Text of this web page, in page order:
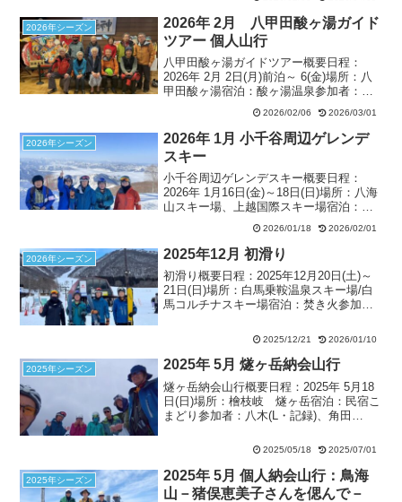
(木) 前日小千谷クラインガルテンに泊ま
り朝キューピッドバレースキー...
2026年シーズン
2026年 2月 八甲田酸ヶ湯ガイド
ツアー 個人山行
八甲田酸ヶ湯ガイドツアー概要日程：
2026年 2月 2日(月)前泊～ 6(金)場所：八
甲田酸ヶ湯宿泊：酸ヶ湯温泉参加者：ラ
ンドネ会員・会友：井上（代表世話役）
田原、野村、元ランドネ会員・友好個
人：川久保、安仁屋、佐藤（会計）、梶
田(記録）、...
2026/02/06 2026/03/01
2026年シーズン
2026年 1月 小千谷周辺ゲレンデ
スキー
小千谷周辺ゲレンデスキー概要日程：
2026年 1月16日(金)～18日(日)場所：八海
山スキー場、上越国際スキー場宿泊：お
ぢやクラインガルテン参加者：八木(L)、
合田、 常本(記録)、角田、鈴木(ゲスト)
5名 1月15日(木)前夜発 夕...
2026/01/18 2026/02/01
2026年シーズン 2025年12月 初滑り
初滑り概要日程：2025年12月20日(土)～
21日(日)場所：白馬乗鞍温泉スキー場/白
馬コルチナスキー場宿泊：焚き火参加
12月20日(土)天候：曇 前夜の19日夜
は、角田さん所有の古民家「焚き火」...
2025/12/21 2026/01/10
2025年シーズン 2025年 5月 燧ヶ岳納会山行
燧ヶ岳納会山行概要日程：2025年 5月18
日(日)場所：檜枝岐 燧ヶ岳宿泊：民宿こ
まどり参加者：八木(L・記録)、角田
常本、熊谷 5月18日(日) 燧ヶ岳天候：曇
りのち雪前日檜枝岐の民宿こまどりに
集...
2025/05/18 2025/07/01
2025年シーズン
2025年 5月 個人納会山行：鳥海
山－猪俣恵美子さんを偲んで－